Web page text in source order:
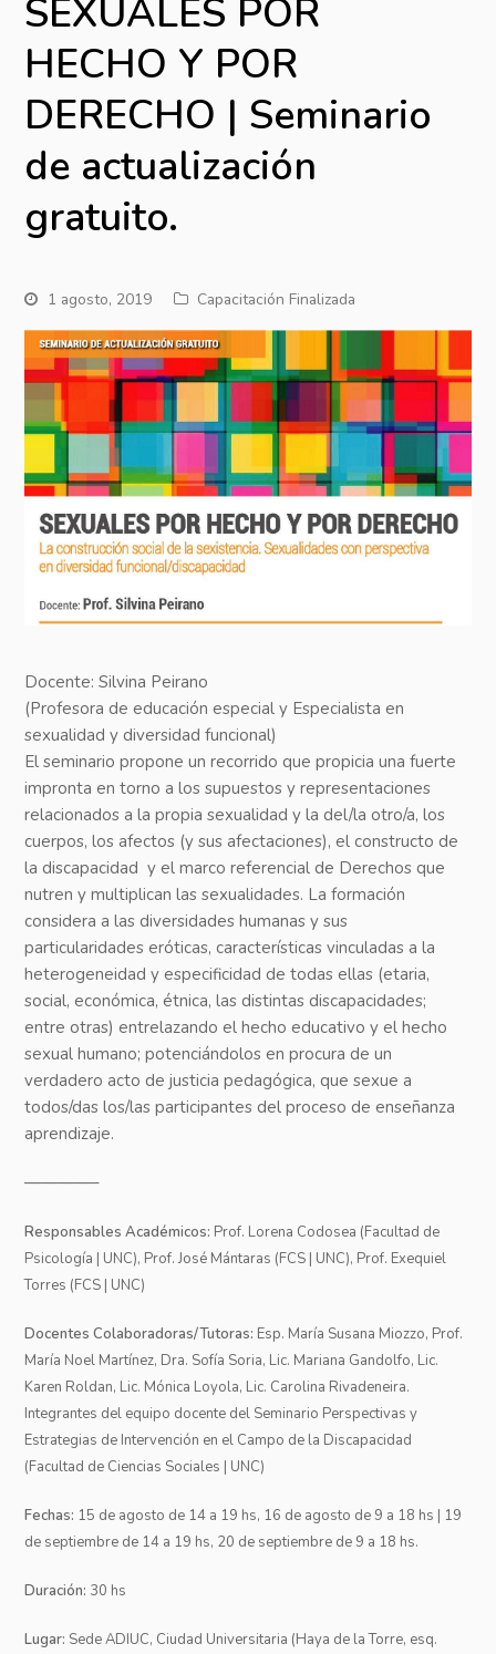
SEXUALES POR
HECHO Y POR
DERECHO | Seminario
de actualización
gratuito.
1 agosto, 2019 Capacitación Finalizada
Docente:Silvina Peirano
(Profesora de educación especial y Especialista en
sexualidad y diversidad funcional)
El seminario propone un recorrido que propicia una fuerte
impronta en torno a los supuestos y representaciones
relacionados a la propia sexualidad y la del/la otro/a, los
cuerpos, los afectos (y sus afectaciones), el constructo de
la discapacidad y el marco referencial de Derechos que
nutren y multiplican las sexualidades. La formación
considera a las diversidades humanas y sus
particularidades eróticas, características vinculadas a la
heterogeneidad y especificidad de todas ellas (etaria,
social, económica, étnica, las distintas discapacidades;
entre otras) entrelazando el hecho educativo y el hecho
sexual humano; potenciándolos en procura de un
verdadero acto de justicia pedagógica, que sexue a
todos/das los/las participantes del proceso de enseñanza
aprendizaje.
————–
Responsables Académicos: Prof. Lorena Codosea (Facultad de
Psicología | UNC), Prof. José Mántaras (FCS | UNC), Prof. Exequiel
Torres (FCS | UNC)
Docentes Colaboradoras/Tutoras: Esp. María Susana Miozzo, Prof.
María Noel Martínez, Dra. Sofía Soria, Lic. Mariana Gandolfo, Lic.
Karen Roldan, Lic. Mónica Loyola, Lic. Carolina Rivadeneira.
Integrantes del equipo docente del Seminario Perspectivas y
Estrategias de Intervención en el Campo de la Discapacidad
(Facultad de Ciencias Sociales | UNC)
Fechas: 15 de agosto de 14 a 19 hs, 16 de agosto de 9 a 18 hs | 19
de septiembre de 14 a 19 hs, 20 de septiembre de 9 a 18 hs.
Duración: 30 hs
Lugar: Sede ADIUC, Ciudad Universitaria (Haya de la Torre, esq.